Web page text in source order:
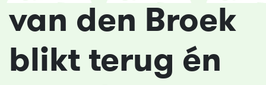
van den Broek
blikt terug én